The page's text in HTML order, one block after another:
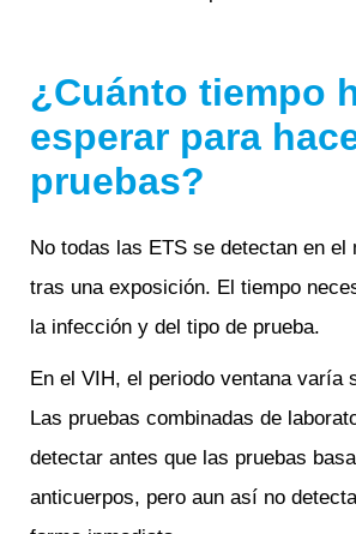
¿Cuánto tiempo
esperar para
pruebas?
No todas las ETS se detectan en el
tras una exposición. El tiempo
la infección y del tipo de prueba.
En el VIH, el periodo ventana varía
Las pruebas combinadas de
detectar antes que las pruebas
anticuerpos, pero aun así no